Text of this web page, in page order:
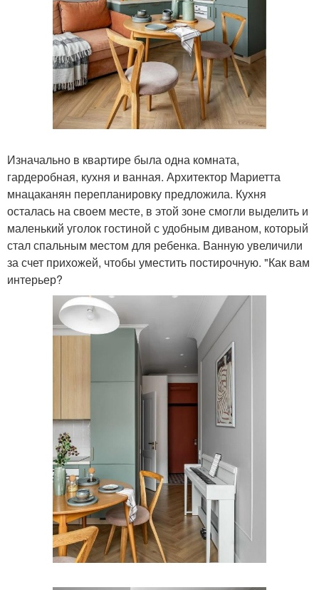
Изначально в квартире была одна комната,
гардеробная, кухня и ванная. Архитектор Мариетта
мнацаканян перепланировку предложила. Кухня
осталась на своем месте, в этой зоне смогли выделить и
маленький уголок гостиной с удобным диваном, который
стал спальным местом для ребенка. Ванную увеличили
за счет прихожей, чтобы уместить постирочную. "Как вам
интерьер?